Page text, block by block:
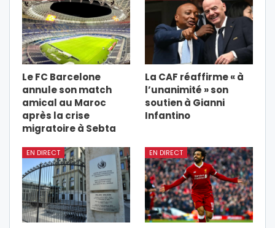
Le FC Barcelone
annule son match
amical au Maroc
après la crise
migratoire à Sebta
La CAF réaffirme « à
l’unanimité » son
soutien à Gianni
Infantino
EN DIRECT EN DIRECT